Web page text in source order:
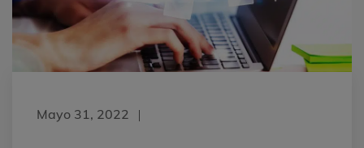
Mayo 31, 2022